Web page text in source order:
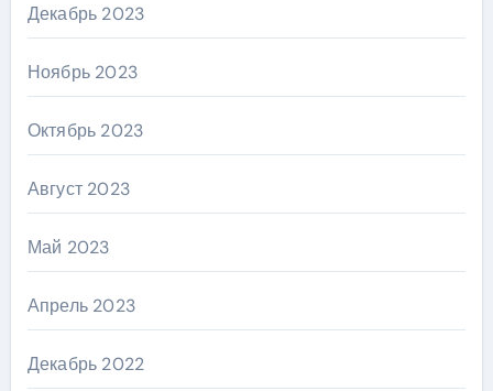
Декабрь 2023
Ноябрь 2023
Октябрь 2023
Август 2023
Май 2023
Апрель 2023
Декабрь 2022